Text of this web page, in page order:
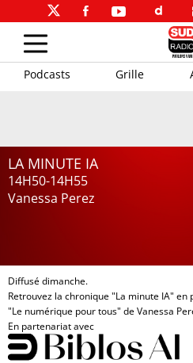
Podcasts Grille
LA MINUTE IA
14H50-14H55
Vanessa Perez
Diffusé dimanche.
Retrouvez la chronique "La minute IA" en
"Le numérique pour tous" de Vanessa
En partenariat avec